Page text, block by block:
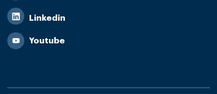
Linkedin
Youtube